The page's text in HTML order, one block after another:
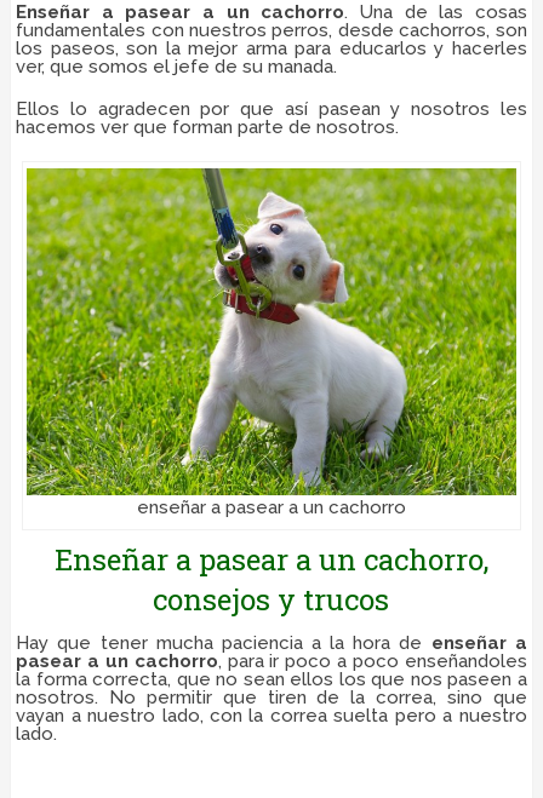
Enseñar a pasear a un cachorro. Una de las cosas
fundamentales con nuestros perros, desde cachorros, son
los paseos, son la mejor arma para educarlos y hacerles
ver, que somos el jefe de su manada.
Ellos lo agradecen por que así pasean y nosotros les
hacemos ver que forman parte de nosotros.
enseñar a pasear a un cachorro
Enseñar a pasear a un cachorro,
consejos y trucos
Hay que tener mucha paciencia a la hora de enseñar a
pasear a un cachorro, para ir poco a poco enseñandoles
la forma correcta, que no sean ellos los que nos paseen a
nosotros. No permitir que tiren de la correa, sino que
vayan a nuestro lado, con la correa suelta pero a nuestro
lado.